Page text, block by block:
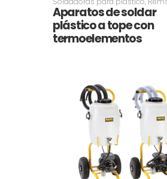
Aparatos de soldar
plástico a tope con
termoelementos